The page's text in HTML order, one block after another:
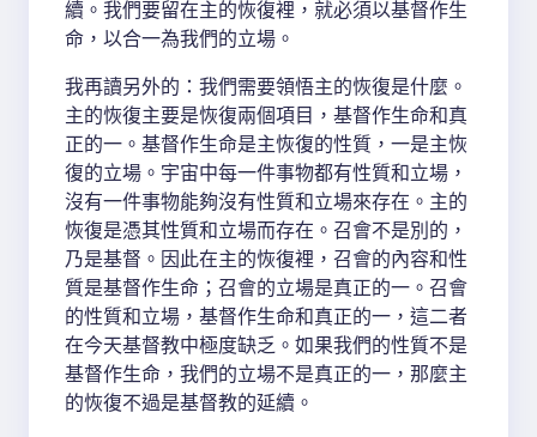
續。我們要留在主的恢復裡，就必須以基督作生
命，以合一為我們的立場。
我再讀另外的：我們需要領悟主的恢復是什麼。
主的恢復主要是恢復兩個項目，基督作生命和真
正的一。基督作生命是主恢復的性質，一是主恢
復的立場。宇宙中每一件事物都有性質和立場，
沒有一件事物能夠沒有性質和立場來存在。主的
恢復是憑其性質和立場而存在。召會不是別的，
乃是基督。因此在主的恢復裡，召會的內容和性
質是基督作生命；召會的立場是真正的一。召會
的性質和立場，基督作生命和真正的一，這二者
在今天基督教中極度缺乏。如果我們的性質不是
基督作生命，我們的立場不是真正的一，那麼主
的恢復不過是基督教的延續。